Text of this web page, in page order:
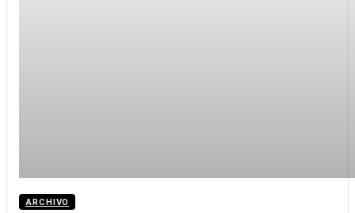
ARCHIVO